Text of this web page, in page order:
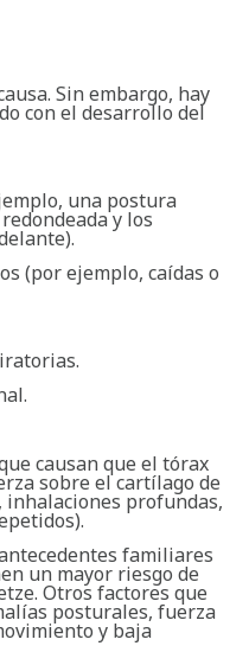
Sin embargo, hay
con el desarrollo del
una postura
y los
(por ejemplo, caídas o
causan que el tórax
sobre el cartílago de
profundas,
familiares
un mayor riesgo de
Otros factores que
posturales, fuerza
y baja